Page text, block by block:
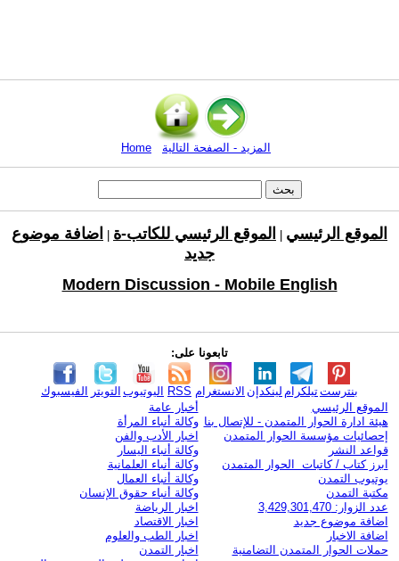
Home المزيد - الصفحة التالية
الموقع الرئيسي الموقع الرئيسي للكاتب-ة
اضافة موضوع
جديد
Modern Discussion - Mobile English
تابعونا على:
الفيسبوك التويتر اليوتيوب RSS الانستغرام لينكدإن تيلكرامبنترست
الموقع الرئيسي
هيئة ادارة الحوار المتمدن - للإتصال بنا
إحصائيات مؤسسة الحوار المتمدن
قواعد النشر
ابرز كتاب / كاتبات الحوار المتمدن
يوتيوب التمدن
مكتبة التمدن
عدد الزوار: 3,429,301,470
اضافة موضوع جديد
اضافة الاخبار
حملات الحوار المتمدن التضامنية
أخبار عامة
وكالة أنباء المرأة
اخبار الأدب والفن
وكالة أنباء اليسار
وكالة أنباء العلمانية
وكالة أنباء العمال
وكالة أنباء حقوق الإنسان
اخبار الرياضة
اخبار الاقتصاد
اخبار الطب والعلوم
اخبار التمدن